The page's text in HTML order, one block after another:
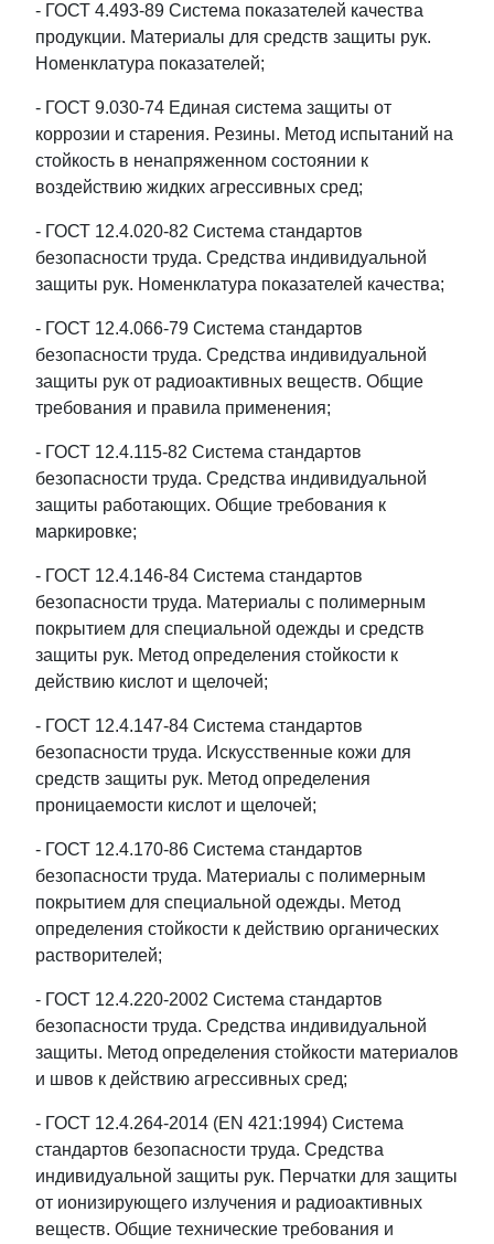
- ГОСТ 4.493-89 Система показателей качества
продукции. Материалы для средств защиты рук.
Номенклатура показателей;
- ГОСТ 9.030-74 Единая система защиты от
коррозии и старения. Резины. Метод испытаний на
стойкость в ненапряженном состоянии к
воздействию жидких агрессивных сред;
- ГОСТ 12.4.020-82 Система стандартов
безопасности труда. Средства индивидуальной
защиты рук. Номенклатура показателей качества;
- ГОСТ 12.4.066-79 Система стандартов
безопасности труда. Средства индивидуальной
защиты рук от радиоактивных веществ. Общие
требования и правила применения;
- ГОСТ 12.4.115-82 Система стандартов
безопасности труда. Средства индивидуальной
защиты работающих. Общие требования к
маркировке;
- ГОСТ 12.4.146-84 Система стандартов
безопасности труда. Материалы с полимерным
покрытием для специальной одежды и средств
защиты рук. Метод определения стойкости к
действию кислот и щелочей;
- ГОСТ 12.4.147-84 Система стандартов
безопасности труда. Искусственные кожи для
средств защиты рук. Метод определения
проницаемости кислот и щелочей;
- ГОСТ 12.4.170-86 Система стандартов
безопасности труда. Материалы с полимерным
покрытием для специальной одежды. Метод
определения стойкости к действию органических
растворителей;
- ГОСТ 12.4.220-2002 Система стандартов
безопасности труда. Средства индивидуальной
защиты. Метод определения стойкости материалов
и швов к действию агрессивных сред;
- ГОСТ 12.4.264-2014 (EN 421:1994) Система
стандартов безопасности труда. Средства
индивидуальной защиты рук. Перчатки для защиты
от ионизирующего излучения и радиоактивных
веществ. Общие технические требования и